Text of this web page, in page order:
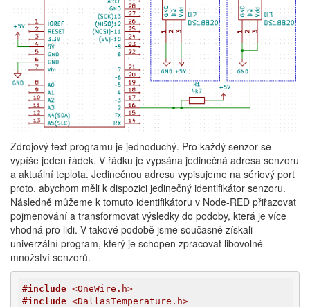
Zdrojový text programu je jednoduchý. Pro každý senzor se
vypíše jeden řádek. V řádku je vypsána jedinečná adresa senzoru
a aktuální teplota. Jedinečnou adresu vypisujeme na sériový port
proto, abychom měli k dispozici jedinečný identifikátor senzoru.
Následně můžeme k tomuto identifikátoru v Node-RED přiřazovat
pojmenování a transformovat výsledky do podoby, která je více
vhodná pro lidi. V takové podobě jsme současně získali
univerzální program, který je schopen zpracovat libovolné
množství senzorů.
#include <OneWire.h>
#include <DallasTemperature.h>